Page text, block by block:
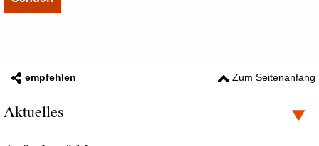
empfehlen Zum Seitenanfang
Aktuelles